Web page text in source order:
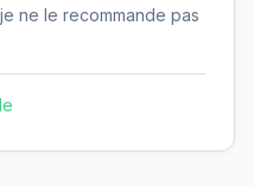
ne le recommande pas